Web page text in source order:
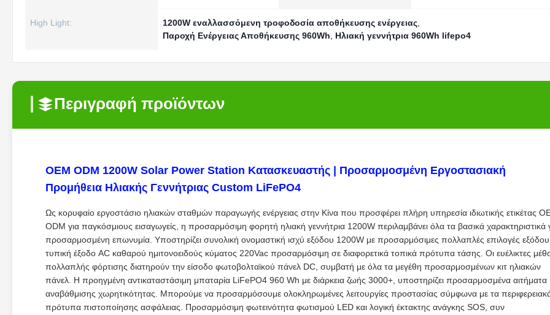
High Light: 1200W εναλλασσόμενη τροφοδοσία αποθήκευσης ενέργειας
Παροχή Ενέργειας Αποθήκευσης 960Wh
Ηλιακή γεννήτρια 960Wh lifepo4
Περιγραφή προϊόντων
OEM ODM 1200W Solar Power Station Κατασκευαστής | Προσαρμοσμένη Εργοστασιακή
Προμήθεια Ηλιακής Γεννήτριας Custom LiFePO4
Ως κορυφαίο εργοστάσιο ηλιακών σταθμών παραγωγής ενέργειας στην Κίνα που προσφέρει πλήρη υπηρεσία ιδιωτικής ετικέτας
ODM για παγκόσμιους εισαγωγείς, η προσαρμόσιμη φορητή ηλιακή γεννήτρια 1200W περιλαμβάνει όλα τα βασικά χαρακτηριστικά
προσαρμοσμένη επωνυμία. Υποστηρίζει συνολική ονομαστική ισχύ εξόδου 1200W με προσαρμόσιμες πολλαπλές επιλογές εξόδου,
τυπική έξοδο AC καθαρού ημιτονοειδούς κύματος 220Vac προσαρμόσιμη σε διαφορετικά τοπικά πρότυπα τάσης. Οι ευέλικτες
πολλαπλής φόρτισης διατηρούν την είσοδο φωτοβολταϊκού πάνελ DC, συμβατή με όλα τα μεγέθη προσαρμοσμένων κιτ ηλιακών
πάνελ. Η προηγμένη αντικαταστάσιμη μπαταρία LiFePO4 960 Wh με διάρκεια ζωής 3000+, υποστηρίζει προσαρμοσμένα αιτήματα
αναβάθμισης χωρητικότητας. Μπορούμε να προσαρμόσουμε ολοκληρωμένες λειτουργίες προστασίας σύμφωνα με τα
πρότυπα πιστοποίησης ασφάλειας. Προσαρμόσιμη φωτεινότητα φωτισμού LED και λογική έκτακτης ανάγκης SOS, συν